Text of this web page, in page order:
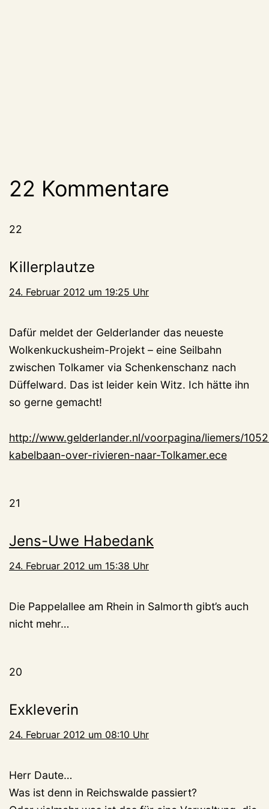
22 Kommentare
22
Killerplautze
24. Februar 2012 um 19:25 Uhr
Dafür meldet der Gelderlander das neueste
Wolkenkuckusheim-Projekt – eine Seilbahn
zwischen Tolkamer via Schenkenschanz nach
Düffelward. Das ist leider kein Witz. Ich hätte ihn
so gerne gemacht!
http://www.gelderlander.nl/voorpagina/liemers/
kabelbaan-over-rivieren-naar-Tolkamer.ece
21
Jens-Uwe Habedank
24. Februar 2012 um 15:38 Uhr
Die Pappelallee am Rhein in Salmorth gibt’s auch
nicht mehr…
20
Exkleverin
24. Februar 2012 um 08:10 Uhr
Herr Daute…
Was ist denn in Reichswalde passiert?